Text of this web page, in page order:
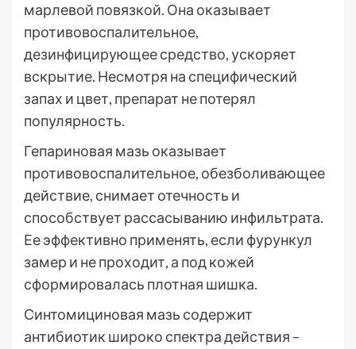
марлевой повязкой. Она оказывает
противовоспалительное,
дезинфицирующее средство, ускоряет
вскрытие. Несмотря на специфический
запах и цвет, препарат не потерял
популярность.
Гепариновая мазь оказывает
противовоспалительное, обезболивающее
действие, снимает отечность и
способствует рассасыванию инфильтрата.
Ее эффективно применять, если фурункул
замер и не проходит, а под кожей
сформировалась плотная шишка.
Синтомициновая мазь содержит
антибиотик широко спектра действия –